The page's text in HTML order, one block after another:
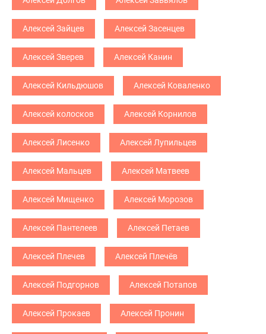
Алексей Зайцев Алексей Засенцев
Алексей Зверев Алексей Канин
Алексей Кильдюшов Алексей Коваленко
Алексей колосков Алексей Корнилов
Алексей Лисенко Алексей Лупильцев
Алексей Мальцев Алексей Матвеев
Алексей Мищенко Алексей Морозов
Алексей Пантелеев Алексей Петаев
Алексей Плечев Алексей Плечёв
Алексей Подгорнов Алексей Потапов
Алексей Прокаев Алексей Пронин